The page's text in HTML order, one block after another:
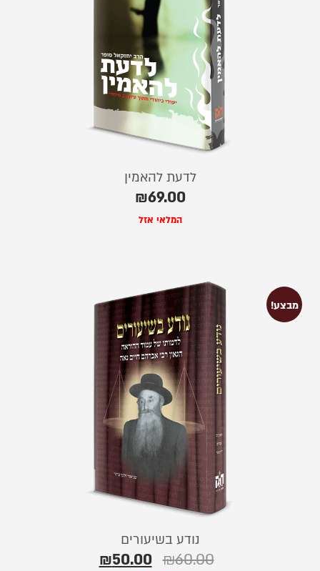
לדעת להאמין
₪69.00
המלאי אזל
מבצע!
נודע בשיעורים
₪60.00
₪50.00